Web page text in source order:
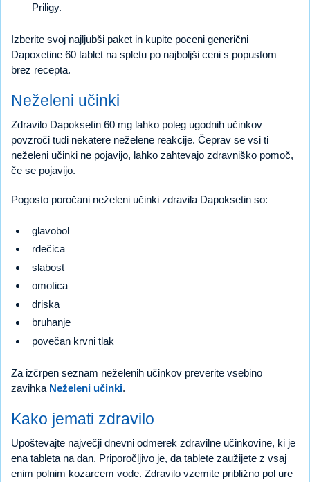
Priligy.
Izberite svoj najljubši paket in kupite poceni generični
Dapoxetine 60 tablet na spletu po najboljši ceni s popustom
brez recepta.
Neželeni učinki
Zdravilo Dapoksetin 60 mg lahko poleg ugodnih učinkov
povzroči tudi nekatere neželene reakcije. Čeprav se vsi ti
neželeni učinki ne pojavijo, lahko zahtevajo zdravniško pomoč,
če se pojavijo.
Pogosto poročani neželeni učinki zdravila Dapoksetin so:
glavobol
rdečica
slabost
omotica
driska
bruhanje
povečan krvni tlak
Za izčrpen seznam neželenih učinkov preverite vsebino
zavihka Neželeni učinki.
Kako jemati zdravilo
Upoštevajte največji dnevni odmerek zdravilne učinkovine, ki je
ena tableta na dan. Priporočljivo je, da tablete zaužijete z vsaj
enim polnim kozarcem vode. Zdravilo vzemite približno pol ure